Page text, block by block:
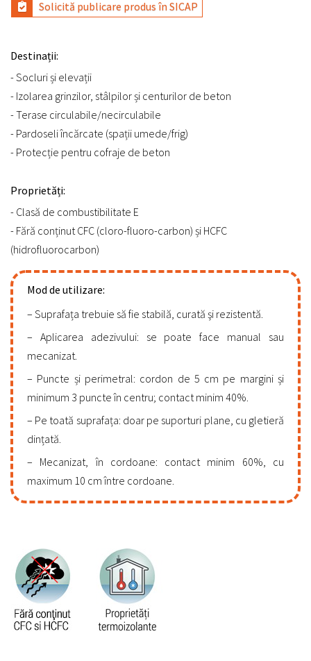
Solicită publicare produs în SICAP
Destinații:
- Socluri și elevații
- Izolarea grinzilor, stâlpilor și centurilor de beton
- Terase circulabile/necirculabile
- Pardoseli încărcate (spații umede/frig)
- Protecție pentru cofraje de beton
Proprietăți:
- Clasă de combustibilitate E
- Fără conținut CFC (cloro-fluoro-carbon) și HCFC
(hidrofluorocarbon)
Mod de utilizare:
Suprafața trebuie să fie stabilă, curată şi rezistentă.
Aplicarea adezivului: se poate face manual sau
mecanizat.
Puncte și perimetral: cordon de 5 cm pe margini și
minimum 3 puncte în centru; contact minim 40%.
Pe toată suprafața: doar pe suporturi plane, cu gletieră
dințată.
Mecanizat, în cordoane: contact minim 60%, cu
maximum 10 cm între cordoane.